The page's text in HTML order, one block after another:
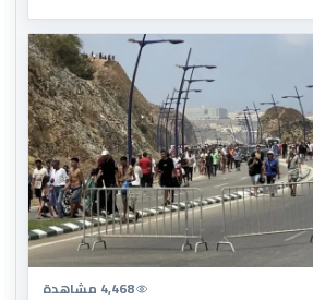
4,468 مشاهدة